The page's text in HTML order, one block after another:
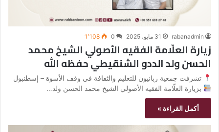
rabanadmin 31 مايو، 2025 0 1٬108
زيارة العلّامة الفقيه الأصولي الشيخ محمد
الحسن ولد الددو الشنقيطي حفظه الله
تشرفت جمعية ربانيون للتعليم والثقافة في وقف الأسوة – إسطنبول
بزيارة العلّامة الفقيه الأصولي الشيخ محمد الحسن ولد…
أكمل القراءة »